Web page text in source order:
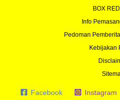
BOX
Info
Pedoman
Kebijakan
Facebook Instagram